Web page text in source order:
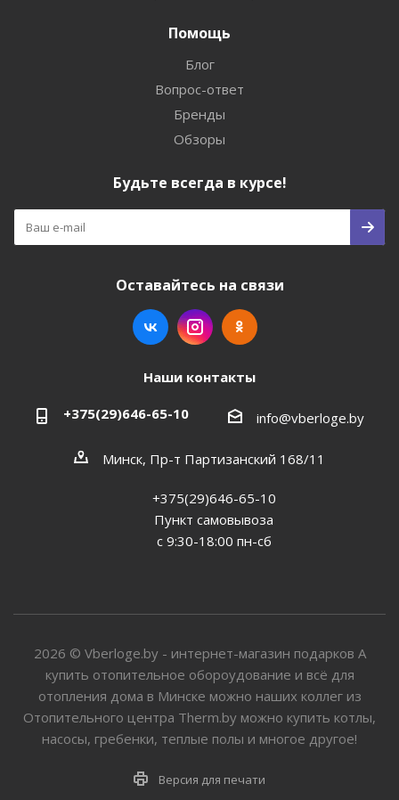
Помощь
Блог
Вопрос-ответ
Бренды
Обзоры
Будьте всегда в курсе!
Оставайтесь на связи
Наши контакты
+375(29)646-65-10 info@vberloge.by
Минск, Пр-т Партизанский 168/11
+375(29)646-65-10
Пункт самовывоза
с 9:30-18:00 пн-сб
2026 © Vberloge.by - интернет-магазин подарков А
купить отопительное обороудование и всё для
отопления дома в Минске можно наших коллег из
Отопительного центра Therm.by можно купить котлы,
насосы, гребенки, теплые полы и многое другое!
Версия для печати